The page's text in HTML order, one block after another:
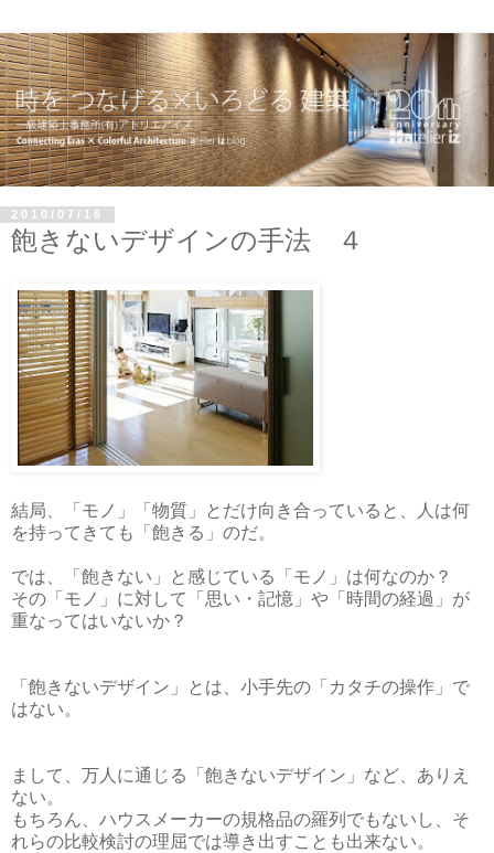
2010/07/18
飽きないデザインの手法 ４
結局、「モノ」「物質」とだけ向き合っていると、人は何
を持ってきても「飽きる」のだ。
では、「飽きない」と感じている「モノ」は何なのか？
その「モノ」に対して「思い・記憶」や「時間の経過」が
重なってはいないか？
「飽きないデザイン」とは、小手先の「カタチの操作」で
はない。
まして、万人に通じる「飽きないデザイン」など、ありえ
ない。
もちろん、ハウスメーカーの規格品の羅列でもないし、そ
れらの比較検討の理屈では導き出すことも出来ない。